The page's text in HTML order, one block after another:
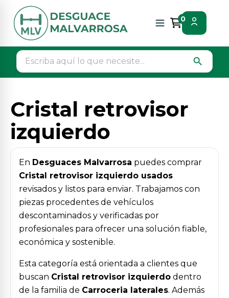
0
search
Inicio Piezas vehículos
Cristal retrovisor izquierdo
Cristal retrovisor
izquierdo
En Desguaces Malvarrosa puedes comprar
Cristal retrovisor izquierdo usados
revisados y listos para enviar. Trabajamos con
piezas procedentes de vehículos
descontaminados y verificadas por
profesionales para ofrecer una solución fiable,
económica y sostenible.
Esta categoría está orientada a clientes que
buscan Cristal retrovisor izquierdo dentro
de la familia de Carroceria laterales. Además